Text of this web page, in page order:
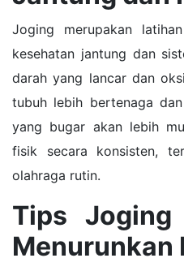
Joging merupakan
kesehatan jantung dan
darah yang lancar dan
tubuh lebih bertenaga
yang bugar akan lebih
fisik secara konsisten,
olahraga rutin.
Tips
Menurunkan